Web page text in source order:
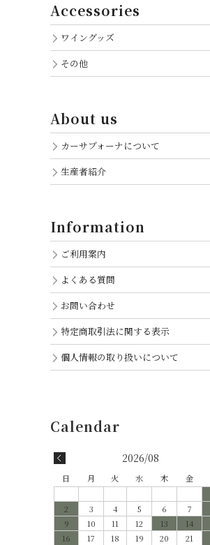
Accessories
ワイングッズ
その他
About us
カーサブォーナについて
生産者紹介
Information
ご利用案内
よくある質問
お問い合わせ
特定商取引法に関する表示
個人情報の取り扱いについて
2026/08
日 月 火 水 木 金
2
3 4 5 6 7
9
10 11 12 13 14
16
17 18 19 20 21